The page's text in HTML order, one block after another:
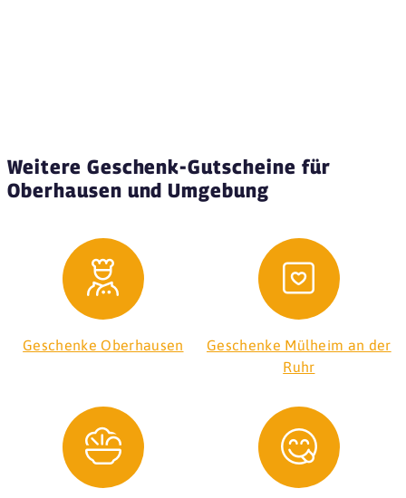
Weitere Geschenk-Gutscheine für
Oberhausen und Umgebung
Geschenke Oberhausen
Geschenke Mülheim an der
Ruhr